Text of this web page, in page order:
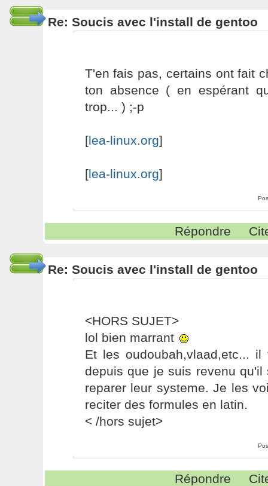
Re: Soucis avec l'install de gentoo
T'en fais pas, certains ont fait
ton absence ( en espérant
trop... ) ;-p
[lea-linux.org]
[lea-linux.org]
Répondre
Re: Soucis avec l'install de gentoo
<HORS SUJET>
lol bien marrant
Et les oudoubah,vlaad,etc...
depuis que je suis revenu
reparer leur systeme. Je les
reciter des formules en latin.
< /hors sujet>
Répondre